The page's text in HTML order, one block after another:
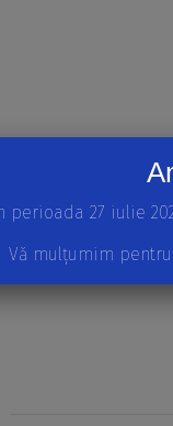
EROAREA ȘI FACTORUL
perioada 27 iulie
Vă mulțumim